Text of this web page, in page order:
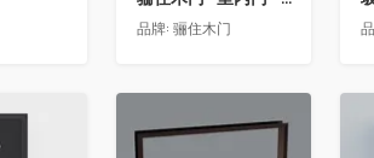
品牌: 骊住木门
收藏